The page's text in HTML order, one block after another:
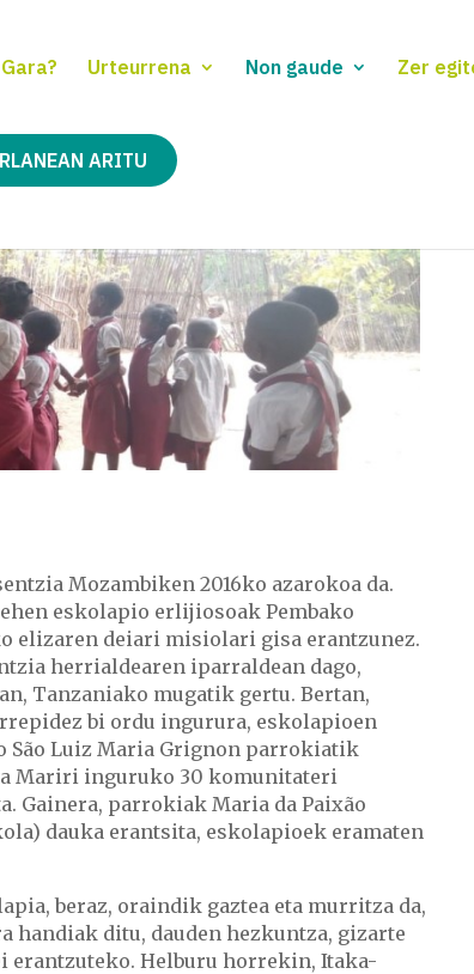
Urteurrena Non gaude Zer
ARITU
Mozambiken 2016ko azarokoa da.
eskolapio erlijiosoak Pembako
elizaren deiari misiolari gisa erantzunez.
herrialdearen iparraldean dago,
Tanzaniako mugatik gertu. Bertan,
bi ordu ingurura, eskolapioen
São Luiz Maria Grignon parrokiatik
Mariri inguruko 30 komunitateri
Gainera, parrokiak Maria da Paixão
dauka erantsita, eskolapioek eramaten
beraz, oraindik gaztea eta murritza da,
handiak ditu, dauden hezkuntza, gizarte
erantzuteko. Helburu horrekin, Itaka-